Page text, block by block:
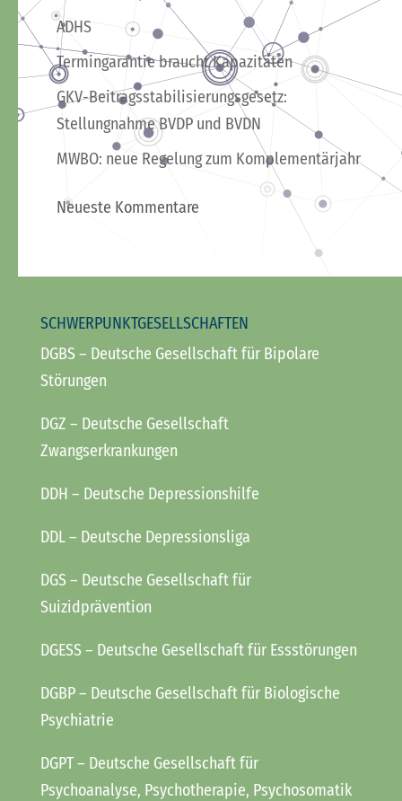
ADHS
Termingarantie braucht Kapazitäten
GKV-Beitragsstabilisierungsgesetz:
Stellungnahme BVDP und BVDN
MWBO: neue Regelung zum Komplementärjahr
Neueste Kommentare
SCHWERPUNKTGESELLSCHAFTEN
DGBS– Deutsche Gesellschaft für Bipolare
Störungen
DGZ – Deutsche Gesellschaft
Zwangserkrankungen
DDH – Deutsche Depressionshilfe
DDL– Deutsche Depressionsliga
DGS– Deutsche Gesellschaft für
Suizidprävention
DGESS– Deutsche Gesellschaft für Essstörungen
DGBP– Deutsche Gesellschaft für Biologische
Psychiatrie
DGPT– Deutsche Gesellschaft für
Psychoanalyse, Psychotherapie, Psychosomatik